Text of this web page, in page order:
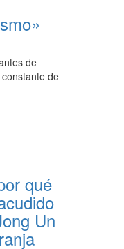
de
de
qué
Un